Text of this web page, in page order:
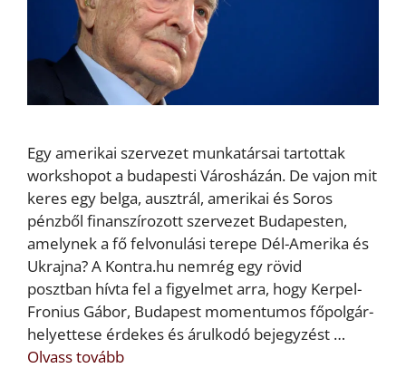
Egy amerikai szervezet munkatársai tartottak
workshopot a budapesti Városházán. De vajon mit
keres egy belga, ausztrál, amerikai és Soros
pénzből finanszírozott szervezet Budapesten,
amelynek a fő felvonulási terepe Dél-Amerika és
Ukrajna? A Kontra.hu nemrég egy rövid
posztban hívta fel a figyelmet arra, hogy Kerpel-
Fronius Gábor, Budapest momentumos főpolgár-
helyettese érdekes és árulkodó bejegyzést …
Olvass tovább